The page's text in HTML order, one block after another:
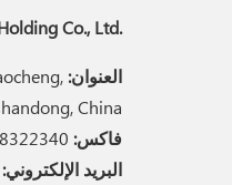
Co., Ltd.
العنوان:
China
فاكس:
البريد الإلكتروني: